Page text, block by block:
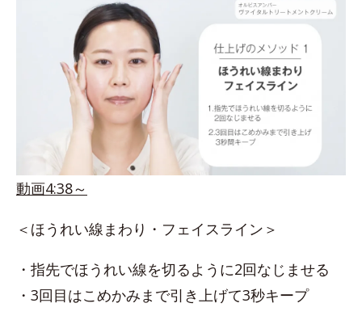
動画4:38～
＜ほうれい線まわり・フェイスライン＞
・指先でほうれい線を切るように2回なじませる
・3回目はこめかみまで引き上げて3秒キープ